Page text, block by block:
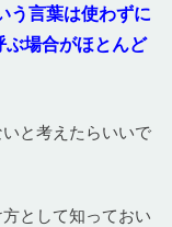
う言葉は使わずに
場合がほとんど
と考えたらいいで
として知っておい